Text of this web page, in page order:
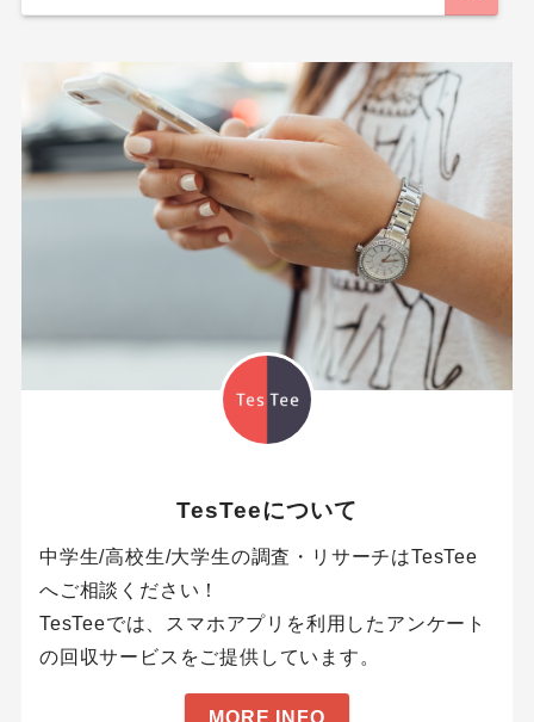
TesTeeについて
中学生/高校生/大学生の調査・リサーチはTesTee
へご相談ください！
TesTeeでは、スマホアプリを利用したアンケート
の回収サービスをご提供しています。
MORE INFO